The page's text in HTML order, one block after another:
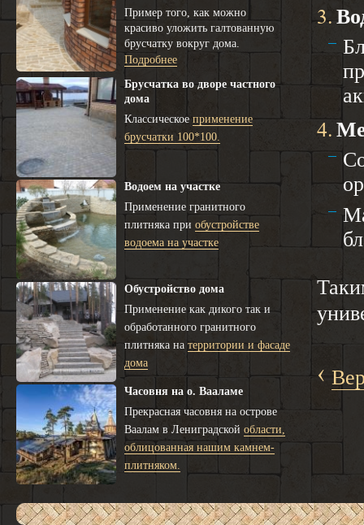
Пример того, как можно
красиво уложить галтованную
брусчатку вокруг дома.
Подробнее
Брусчатка во дворе частного
дома
Классическоеприменение
брусчатки 100*100.
Водоем на участке
Применение гранитного
плитняка приобустройстве
водоема на участке
Обустройство дома
Применение как дикого так и
обработанного гранитного
плитняка натерритории и фасаде
дома
Часовня на о. Вааламе
Прекрасная часовня на острове
Ваалам в Лениградскойобласти,
облицованная нашим камнем-
плитняком.
3.
4.
‹